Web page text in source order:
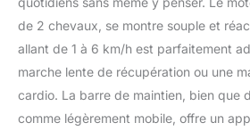
de 2 chevaux, se montre souple et
allant de 1 à 6 km/h est parfaitement
marche lente de récupération ou une
cardio. La barre de maintien, bien que
comme légèrement mobile, offre un